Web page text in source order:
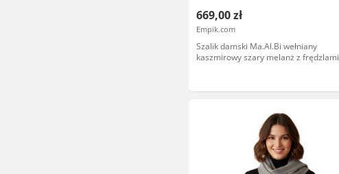
669,00 zł
Empik.com
Szalik damski Ma.Al.Bi wełniany
kaszmirowy szary melanż z frędzlami